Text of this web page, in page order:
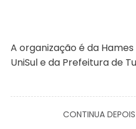
A organização é da
UniSul e da Prefeitura de
CONTINUA